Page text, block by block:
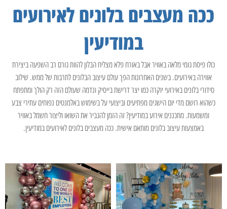
ככה מעצבים בלונים לאירועים
במודיעין
כולו פיסת גומי מלאה באוויר אבל באורח פלא מצליח הבלון להוות גורם רב השפעה ביצירת
אווירה באירועים. בשנים האחרונות הפך עולם עיצוב הבלונים לתרבות של ממש. שילוב
סידורי בלונים באירועי יוקרה כמו יצר דרישת בייסיק ונדמה שעולם הזה רק הולך ומתפתח
כשהוא רושם מדי יום הישגים מפתיעים וביצועי על בשימוש באלמנטים נפוחים עתירי צבע
ומשמעות. מתכננים אירוע במודיעין? זה הזמן להגביר את השואו וליצור חשמל באוויר
באמצעות עיצוב בלונים מותאם אישית. ככה מעצבים בלונים לאירועים במודיעין.